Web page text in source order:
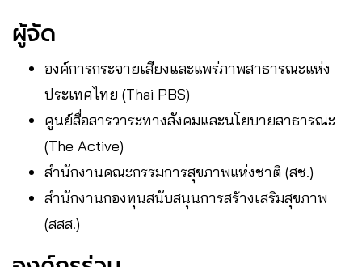
ผู้จัด
องค์การกระจายเสียงและแพร่ภาพสาธารณะแห่ง
ประเทศไทย (Thai PBS)
ศูนย์สื่อสารวาระทางสังคมและนโยบายสาธารณะ
(The Active)
สํานักงานคณะกรรมการสุขภาพแห่งชาติ (สช.)
สำนักงานกองทุนสนับสนุนการสร้างเสริมสุขภาพ
(สสส.)